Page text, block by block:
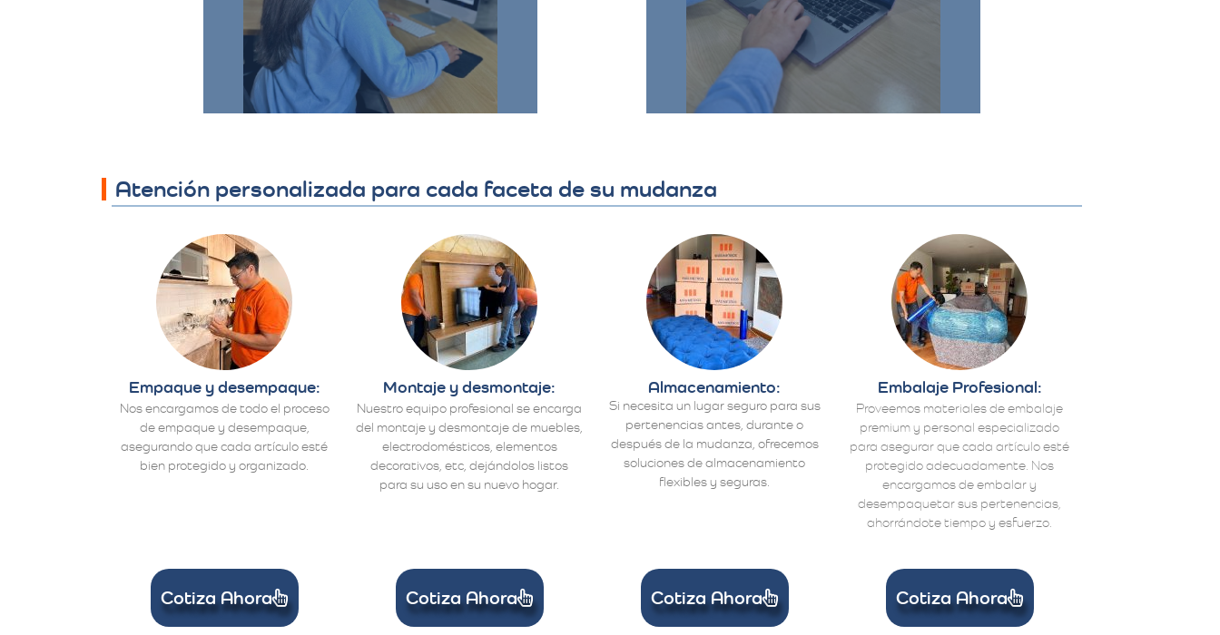
revisar la propuesta, hacer
preguntas y solicitar ajustes si es
necesario.​
todo el proceso y se establecen los
detalles finales.​
Atención personalizada para cada faceta de su mudanza
Empaque y desempaque:
Nos encargamos de todo el proceso
de empaque y desempaque,
asegurando que cada artículo esté
bien protegido y organizado.
Montaje y desmontaje:
Nuestro equipo profesional se encarga
del montaje y desmontaje de muebles,
electrodomésticos, elementos
decorativos, etc, dejándolos listos
para su uso en su nuevo hogar.
Almacenamiento:
Si necesita un lugar seguro para sus
pertenencias antes, durante o
después de la mudanza, ofrecemos
soluciones de almacenamiento
flexibles y seguras.
Embalaje Profesional:
Proveemos materiales de embalaje
premium y personal especializado
para asegurar que cada artículo esté
protegido adecuadamente. Nos
encargamos de embalar y
desempaquetar sus pertenencias,
ahorrándote tiempo y esfuerzo.
Cotiza Ahora Cotiza Ahora Cotiza Ahora Cotiza Ahora